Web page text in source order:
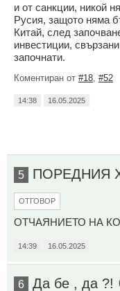
и от санкции, никой
Русия, защото няма
Китай, след
инвестиции,
започнати.
Коментиран от #18 #52
14:38 16.05.2025
5 ПОРЕДНИЯ
ОТГОВОР
ОТЧАЯНИЕТО НА
14:39 16.05.2025
6 Да бе , да ?!